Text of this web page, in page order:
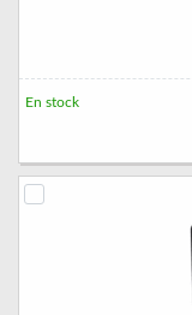
En stock